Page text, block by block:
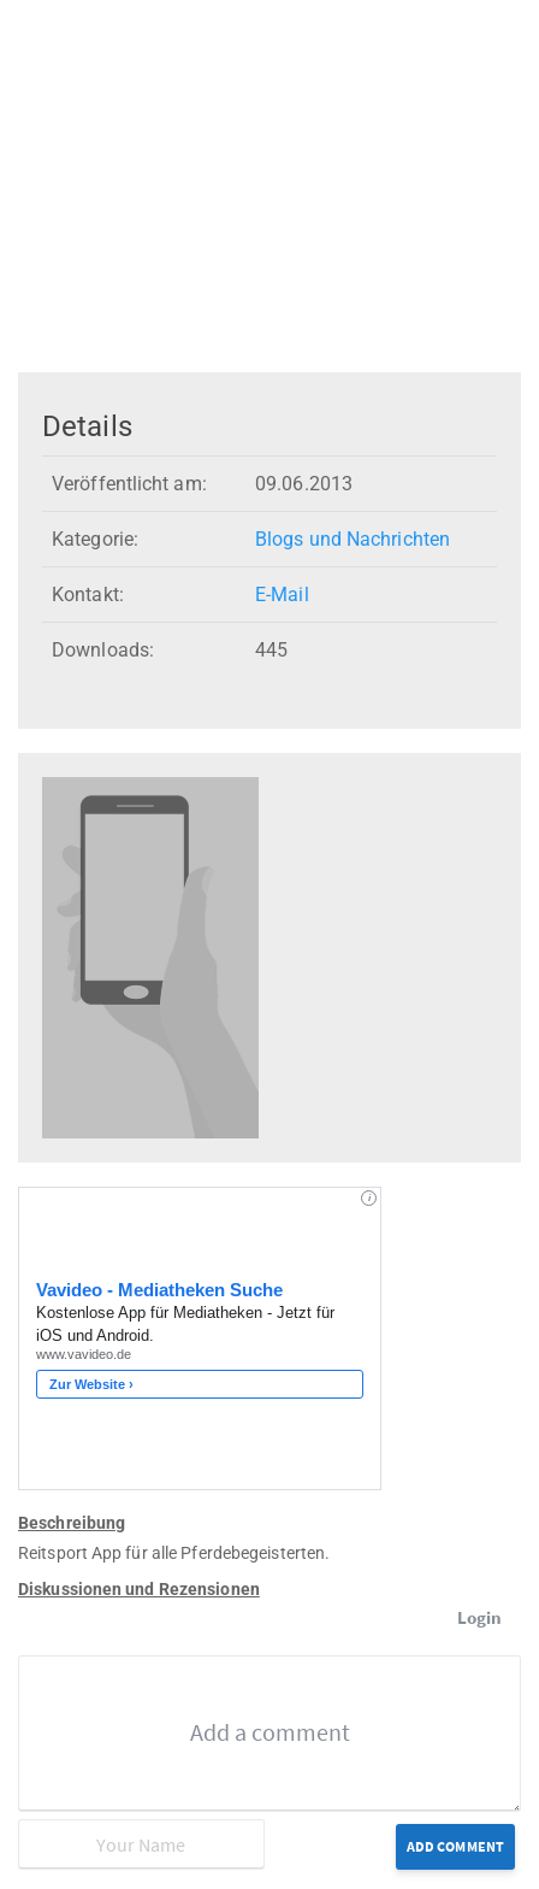
Details
Veröffentlicht am: 09.06.2013
Kategorie: Blogs und Nachrichten
Kontakt: E-Mail
Downloads: 445
Beschreibung
Reitsport App für alle Pferdebegeisterten.
Diskussionen und Rezensionen
Login
ADD COMMENT